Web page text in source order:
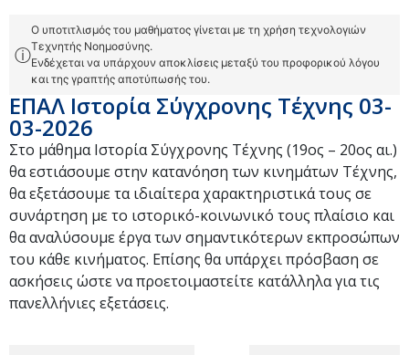
ⓘ
Ο υποτιτλισμός του μαθήματος γίνεται με τη χρήση τεχνολογιών
Τεχνητής Νοημοσύνης.
Ενδέχεται να υπάρχουν αποκλίσεις μεταξύ του προφορικού λόγου
και της γραπτής αποτύπωσής του.
ΕΠΑΛ Ιστορία Σύγχρονης Τέχνης 03-
03-2026
Στο μάθημα Ιστορία Σύγχρονης Τέχνης (19ος – 20ος αι.)
θα εστιάσουμε στην κατανόηση των κινημάτων Τέχνης,
θα εξετάσουμε τα ιδιαίτερα χαρακτηριστικά τους σε
συνάρτηση με το ιστορικό-κοινωνικό τους πλαίσιο και
θα αναλύσουμε έργα των σημαντικότερων εκπροσώπων
του κάθε κινήματος. Επίσης θα υπάρχει πρόσβαση σε
ασκήσεις ώστε να προετοιμαστείτε κατάλληλα για τις
πανελλήνιες εξετάσεις.